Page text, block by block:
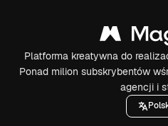
Platforma kreatywna do
Ponad milion subskrybentów
agencji i